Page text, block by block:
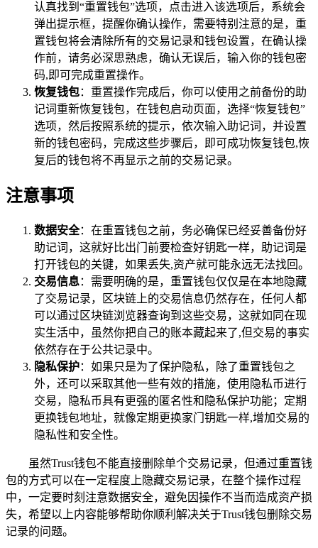
认真找到“重置钱包”选项，点击进入该选项后，系统会
弹出提示框，提醒你确认操作，需要特别注意的是，重
置钱包将会清除所有的交易记录和钱包设置，在确认操
作前，请务必深思熟虑，确认无误后，输入你的钱包密
码,即可完成重置操作。
恢复钱包：重置操作完成后，你可以使用之前备份的助
记词重新恢复钱包，在钱包启动页面，选择“恢复钱包”
选项，然后按照系统的提示，依次输入助记词，并设置
新的钱包密码，完成这些步骤后，即可成功恢复钱包,恢
复后的钱包将不再显示之前的交易记录。
注意事项
数据安全：在重置钱包之前，务必确保已经妥善备份好
助记词，这就好比出门前要检查好钥匙一样，助记词是
打开钱包的关键，如果丢失,资产就可能永远无法找回。
交易信息：需要明确的是，重置钱包仅仅是在本地隐藏
了交易记录，区块链上的交易信息仍然存在，任何人都
可以通过区块链浏览器查询到这些交易，这就如同在现
实生活中，虽然你把自己的账本藏起来了,但交易的事实
依然存在于公共记录中。
隐私保护：如果只是为了保护隐私，除了重置钱包之
外，还可以采取其他一些有效的措施，使用隐私币进行
交易，隐私币具有更强的匿名性和隐私保护功能；定期
更换钱包地址，就像定期更换家门钥匙一样,增加交易的
隐私性和安全性。
虽然Trust钱包不能直接删除单个交易记录，但通过重置钱
包的方式可以在一定程度上隐藏交易记录，在整个操作过程
中，一定要时刻注意数据安全，避免因操作不当而造成资产损
失，希望以上内容能够帮助你顺利解决关于Trust钱包删除交易
记录的问题。